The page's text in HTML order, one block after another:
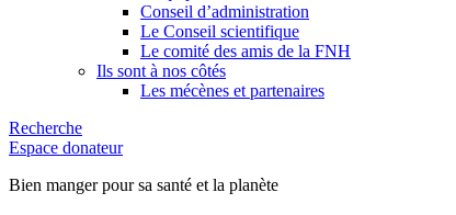
Conseil d’administration
Le Conseil scientifique
Le comité des amis de la FNH
Ils sont à nos côtés
Les mécènes et partenaires
Recherche
Espace donateur
Bien manger pour sa santé et la planète